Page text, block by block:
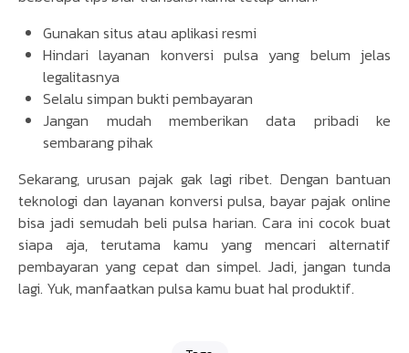
Gunakan situs atau aplikasi resmi
Hindari layanan konversi pulsa yang belum jelas
legalitasnya
Selalu simpan bukti pembayaran
Jangan mudah memberikan data pribadi ke
sembarang pihak
Sekarang, urusan pajak gak lagi ribet. Dengan bantuan
teknologi dan layanan konversi pulsa, bayar pajak online
bisa jadi semudah beli pulsa harian. Cara ini cocok buat
siapa aja, terutama kamu yang mencari alternatif
pembayaran yang cepat dan simpel. Jadi, jangan tunda
lagi. Yuk, manfaatkan pulsa kamu buat hal produktif.